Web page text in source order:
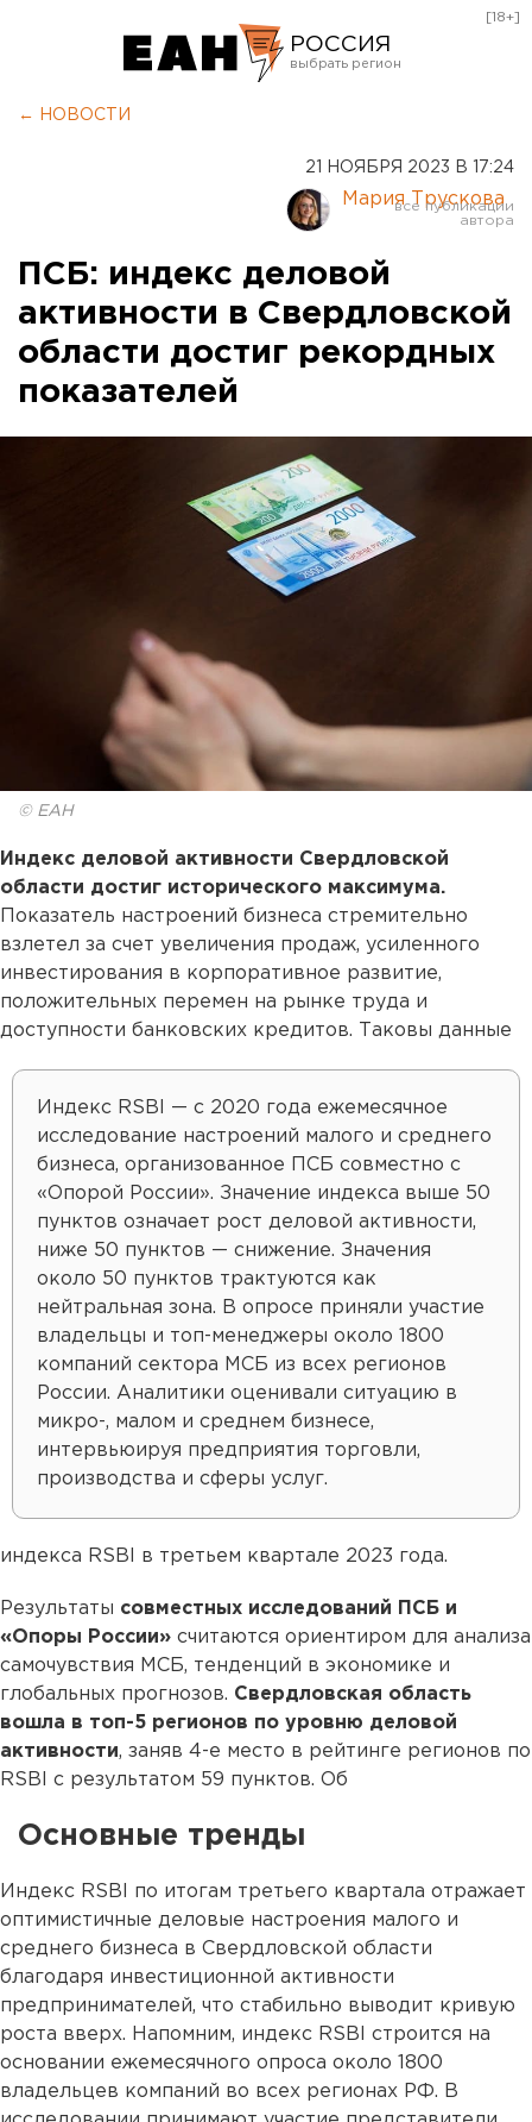
РОССИЯ
Курган
Оренбург
[18+]
← НОВОСТИ
21 НОЯБРЯ 2023 В 17:24
Мария Трускова
ПСБ: индекс деловой
активности в Свердловской
области достиг рекордных
показателей
© ЕАН
Индекс деловой активности Свердловской
области достиг исторического максимума.
Показатель настроений бизнеса стремительно
взлетел за счет увеличения продаж, усиленного
инвестирования в корпоративное развитие,
положительных перемен на рынке труда и
доступности банковских кредитов. Таковы данные
Индекс RSBI — с 2020 года ежемесячное
исследование настроений малого и среднего
бизнеса, организованное ПСБ совместно с
«Опорой России». Значение индекса выше 50
пунктов означает рост деловой активности,
ниже 50 пунктов — снижение. Значения
около 50 пунктов трактуются как
нейтральная зона. В опросе приняли участие
владельцы и топ-менеджеры около 1800
компаний сектора МСБ из всех регионов
России. Аналитики оценивали ситуацию в
микро-, малом и среднем бизнесе,
интервьюируя предприятия торговли,
производства и сферы услуг.
индекса RSBI в третьем квартале 2023 года.
Результаты совместных исследований ПСБ и
«Опоры России» считаются ориентиром для анализа
самочувствия МСБ, тенденций в экономике и
глобальных прогнозов. Свердловская область
вошла в топ-5 регионов по уровню деловой
активности, заняв 4-е место в рейтинге регионов по
RSBI с результатом 59 пунктов. Об
Основные тренды
Индекс RSBI по итогам третьего квартала отражает
оптимистичные деловые настроения малого и
среднего бизнеса в Свердловской области
благодаря инвестиционной активности
предпринимателей, что стабильно выводит кривую
роста вверх. Напомним, индекс RSBI строится на
основании ежемесячного опроса около 1800
владельцев компаний во всех регионах РФ. В